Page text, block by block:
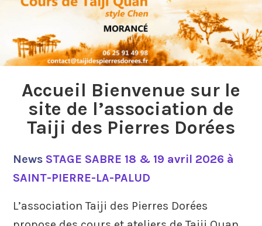
Accueil Bienvenue sur le
site de l’association de
Taiji des Pierres Dorées
News STAGE SABRE 18 & 19 avril 2026 à
SAINT-PIERRE-LA-PALUD
L’association Taiji des Pierres Dorées